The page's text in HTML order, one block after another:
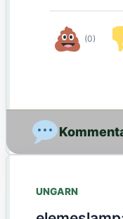
(0)
UNGARN